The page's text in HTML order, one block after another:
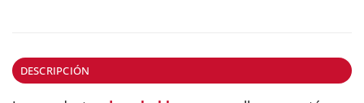
DESCRIPCIÓN